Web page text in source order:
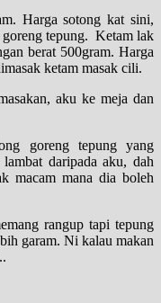
Harga sotong kat sini,
tepung. Ketam lak
berat 500gram. Harga
ketam masak cili.
aku ke meja dan
goreng tepung yang
daripada aku, dah
macam mana dia boleh
rangup tapi tepung
garam. Ni kalau makan